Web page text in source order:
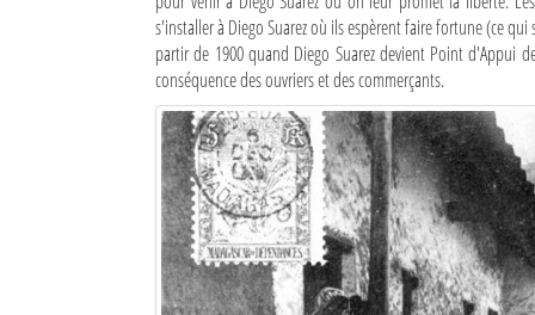
s'installer à Diego Suarez où ils espèrent faire fortune (ce
partir de 1900 quand Diego Suarez devient Point
conséquence des ouvriers et des commerçants.